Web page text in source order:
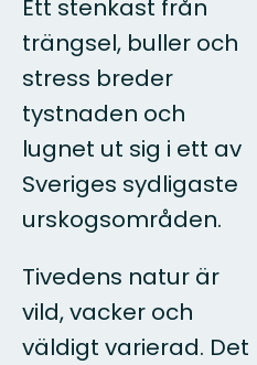
Ett stenkast från
trängsel, buller och
stress breder
tystnaden och
lugnet ut sig i ett av
Sveriges sydligaste
urskogsområden.
Tivedens natur är
vild, vacker och
väldigt varierad. Det